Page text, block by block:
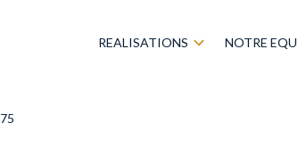
REALISATIONS NOTRE